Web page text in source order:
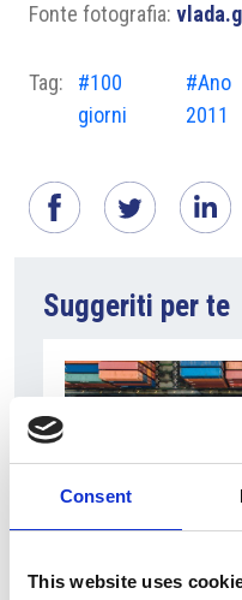
Consent
This website uses
Fonte fotografia:
Tag:
#100
giorni
#Ano
2011
Suggeriti per te